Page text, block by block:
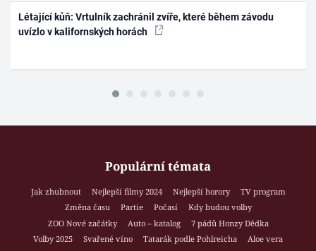
Létající kůň: Vrtulník zachránil zvíře, které během závodu
uvízlo v kalifornských horách
Populární témata
Jak zhubnout Nejlepší filmy 2024 Nejlepší horory
TV program
Změna času
Partie Počasí
Kdy budou volby
ZOO Nové začátky
Auto – katalog
7 pádů Honzy Dědka
Volby 2025
Svařené víno Tatarák podle Pohlreicha
Aloe vera